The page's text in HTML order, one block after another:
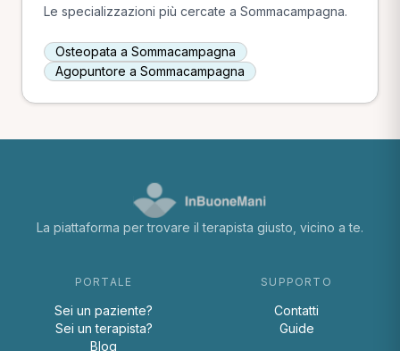
Le specializzazioni più cercate a Sommacampagna.
Osteopata a Sommacampagna
Agopuntore a Sommacampagna
La piattaforma per trovare il terapista giusto, vicino a te.
PORTALE
Sei un paziente?
Sei un terapista?
Blog
SUPPORTO
Contatti
Guide